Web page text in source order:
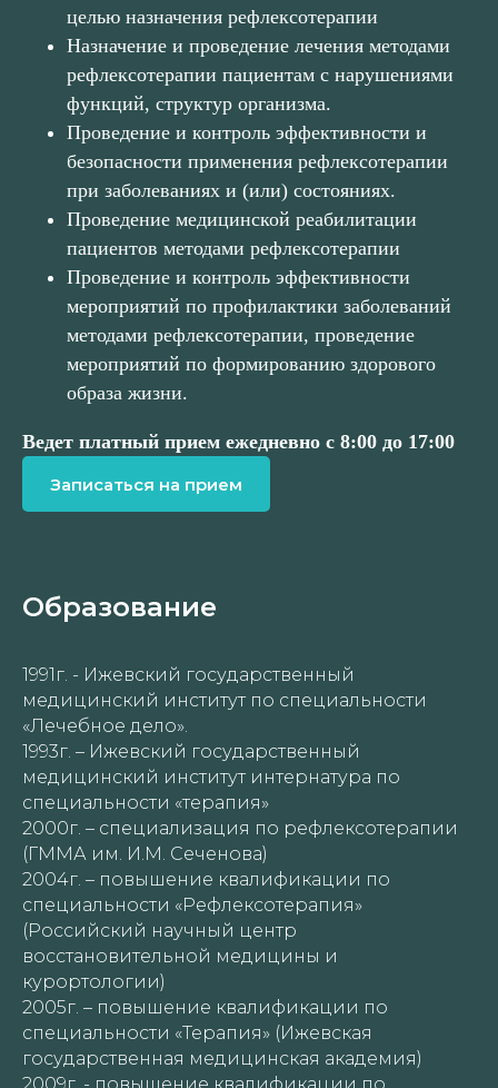
целью назначения рефлексотерапии
Назначение и проведение лечения методами
рефлексотерапии пациентам с нарушениями
функций, структур организма.
Проведение и контроль эффективности и
безопасности применения рефлексотерапии
при заболеваниях и (или) состояниях.
Проведение медицинской реабилитации
пациентов методами рефлексотерапии
Проведение и контроль эффективности
мероприятий по профилактики заболеваний
методами рефлексотерапии, проведение
мероприятий по формированию здорового
образа жизни.
Ведет платный прием ежедневно с 8:00 до 17:00
Записаться на прием
Образование
1991г. - Ижевский государственный
медицинский институт по специальности
«Лечебное дело».
1993г. – Ижевский государственный
медицинский институт интернатура по
специальности «терапия»
2000г. – специализация по рефлексотерапии
(ГММА им. И.М. Сеченова)
2004г. – повышение квалификации по
специальности «Рефлексотерапия»
(Российский научный центр
восстановительной медицины и
курортологии)
2005г. – повышение квалификации по
специальности «Терапия» (Ижевская
государственная медицинская академия)